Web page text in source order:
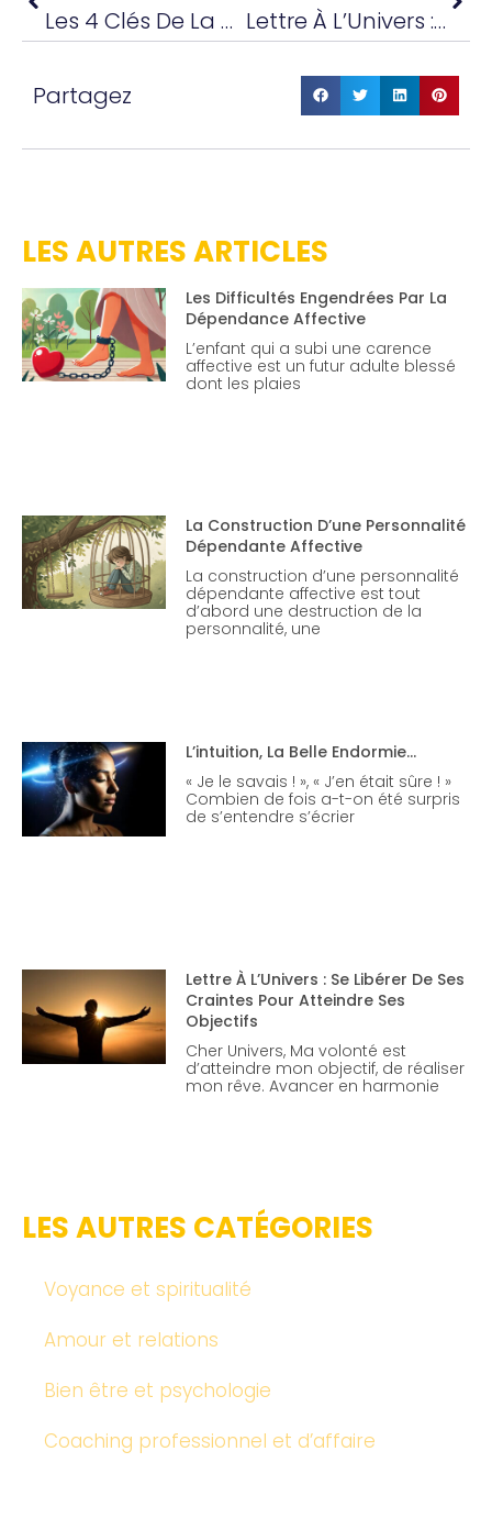
Les 4 Clés De La Réussite Révélées En Consultation De Voyance Guidance Lettre À L’Univers : Se Libérer De Ses Craintes Pour Atteindre Ses Objectifs
Partagez
LES AUTRES ARTICLES
Les Difficultés Engendrées Par La
Dépendance Affective
L’enfant qui a subi une carence
affective est un futur adulte blessé
dont les plaies
La Construction D’une Personnalité
Dépendante Affective
La construction d’une personnalité
dépendante affective est tout
d’abord une destruction de la
personnalité, une
L’intuition, La Belle Endormie…
« Je le savais ! », « J’en était sûre ! »
Combien de fois a-t-on été surpris
de s’entendre s’écrier
Lettre À L’Univers : Se Libérer De Ses
Craintes Pour Atteindre Ses
Objectifs
Cher Univers, Ma volonté est
d’atteindre mon objectif, de réaliser
mon rêve. Avancer en harmonie
LES AUTRES CATÉGORIES
Voyance et spiritualité
Amour et relations
Bien être et psychologie
Coaching professionnel et d’affaire